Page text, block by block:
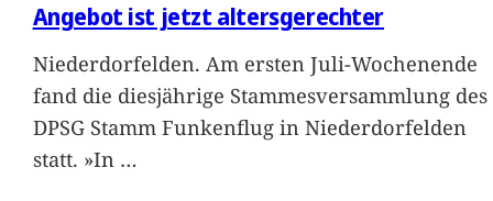
Angebot ist jetzt altersgerechter
Niederdorfelden. Am ersten Juli-Wochenende
fand die diesjährige Stammesversammlung des
DPSG Stamm Funkenflug in Niederdorfelden
statt. »In …